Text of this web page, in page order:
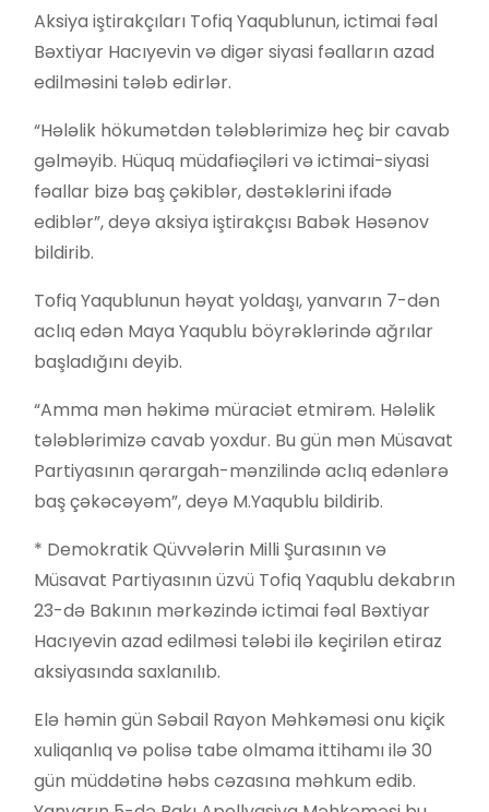
Aksiya iştirakçıları Tofiq Yaqublunun, ictimai fəal
Bəxtiyar Hacıyevin və digər siyasi fəalların azad
edilməsini tələb edirlər.
“Hələlik hökumətdən tələblərimizə heç bir cavab
gəlməyib. Hüquq müdafiəçiləri və ictimai-siyasi
fəallar bizə baş çəkiblər, dəstəklərini ifadə
ediblər”, deyə aksiya iştirakçısı Babək Həsənov
bildirib.
Tofiq Yaqublunun həyat yoldaşı, yanvarın 7-dən
aclıq edən Maya Yaqublu böyrəklərində ağrılar
başladığını deyib.
“Amma mən həkimə müraciət etmirəm. Hələlik
tələblərimizə cavab yoxdur. Bu gün mən Müsavat
Partiyasının qərargah-mənzilində aclıq edənlərə
baş çəkəcəyəm”, deyə M.Yaqublu bildirib.
* Demokratik Qüvvələrin Milli Şurasının və
Müsavat Partiyasının üzvü Tofiq Yaqublu dekabrın
23-də Bakının mərkəzində ictimai fəal Bəxtiyar
Hacıyevin azad edilməsi tələbi ilə keçirilən etiraz
aksiyasında saxlanılıb.
Elə həmin gün Səbail Rayon Məhkəməsi onu kiçik
xuliqanlıq və polisə tabe olmama ittihamı ilə 30
gün müddətinə həbs cəzasına məhkum edib.